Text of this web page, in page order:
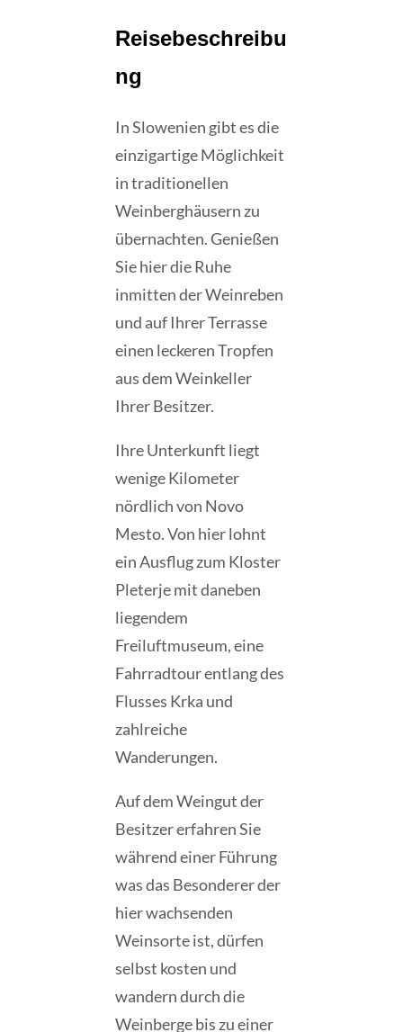
Reisebeschreibu
ng
In Slowenien gibt es die
einzigartige Möglichkeit
in traditionellen
Weinberghäusern zu
übernachten. Genießen
Sie hier die Ruhe
inmitten der Weinreben
und auf Ihrer Terrasse
einen leckeren Tropfen
aus dem Weinkeller
Ihrer Besitzer.
Ihre Unterkunft liegt
wenige Kilometer
nördlich von Novo
Mesto. Von hier lohnt
ein Ausflug zum Kloster
Pleterje mit daneben
liegendem
Freiluftmuseum, eine
Fahrradtour entlang des
Flusses Krka und
zahlreiche
Wanderungen.
Auf dem Weingut der
Besitzer erfahren Sie
während einer Führung
was das Besonderer der
hier wachsenden
Weinsorte ist, dürfen
selbst kosten und
wandern durch die
Weinberge bis zu einer